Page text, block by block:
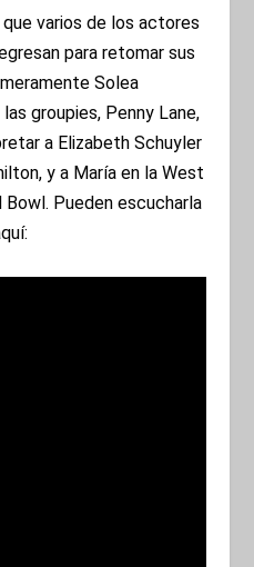
varios de los actores
para retomar sus
Solea
groupies, Penny Lane,
a Elizabeth Schuyler
y a María en la West
Pueden escucharla